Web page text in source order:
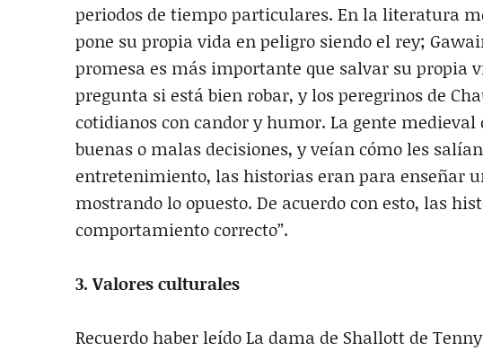
periodos de tiempo particulares. En la literatura
pone su propia vida en peligro siendo el rey;
promesa es más importante que salvar su propia
pregunta si está bien robar, y los peregrinos de
cotidianos con candor y humor. La gente medieval
buenas o malas decisiones, y veían cómo les
entretenimiento, las historias eran para enseñar
mostrando lo opuesto. De acuerdo con esto, las
comportamiento correcto”.
3. Valores culturales
Recuerdo haber leído La dama de Shallott de